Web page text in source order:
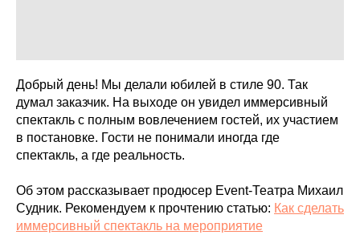
Добрый день! Мы делали юбилей в стиле 90. Так
думал заказчик. На выходе он увидел иммерсивный
спектакль с полным вовлечением гостей, их участием
в постановке. Гости не понимали иногда где
спектакль, а где реальность.
Об этом рассказывает продюсер Event-Театра Михаил
Судник. Рекомендуем к прочтению статью: Как сделать
иммерсивный спектакль на мероприятие